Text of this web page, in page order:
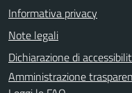
Informativa privacy
Note legali
Dichiarazione di
Amministrazione